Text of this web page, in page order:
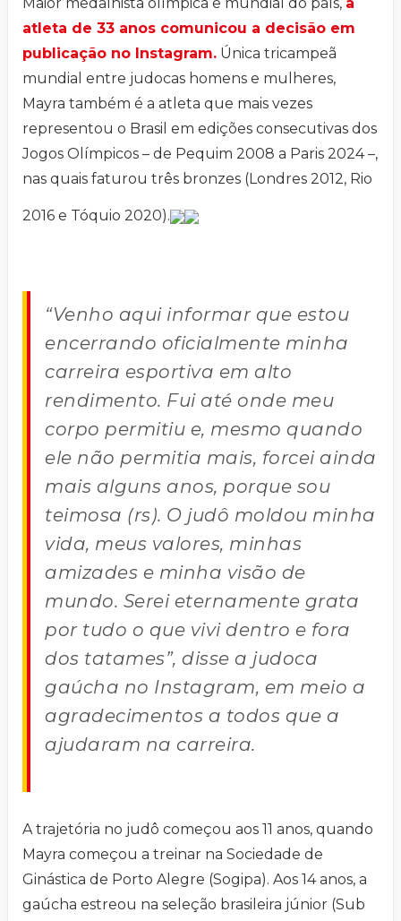
atleta de 33 anos comunicou a decisão em
publicação no Instagram. Única tricampeã
mundial entre judocas homens e mulheres,
Mayra também é a atleta que mais vezes
representou o Brasil em edições consecutivas dos
Jogos Olímpicos – de Pequim 2008 a Paris 2024 –,
nas quais faturou três bronzes (Londres 2012, Rio
2016 e Tóquio 2020).
“Venho aqui informar que estou
encerrando oficialmente minha
carreira esportiva em alto
rendimento. Fui até onde meu
corpo permitiu e, mesmo quando
ele não permitia mais, forcei ainda
mais alguns anos, porque sou
teimosa (rs). O judô moldou minha
vida, meus valores, minhas
amizades e minha visão de
mundo. Serei eternamente grata
por tudo o que vivi dentro e fora
dos tatames”, disse a judoca
gaúcha no Instagram, em meio a
agradecimentos a todos que a
ajudaram na carreira.
A trajetória no judô começou aos 11 anos, quando
Mayra começou a treinar na Sociedade de
Ginástica de Porto Alegre (Sogipa). Aos 14 anos, a
gaúcha estreou na seleção brasileira júnior (Sub